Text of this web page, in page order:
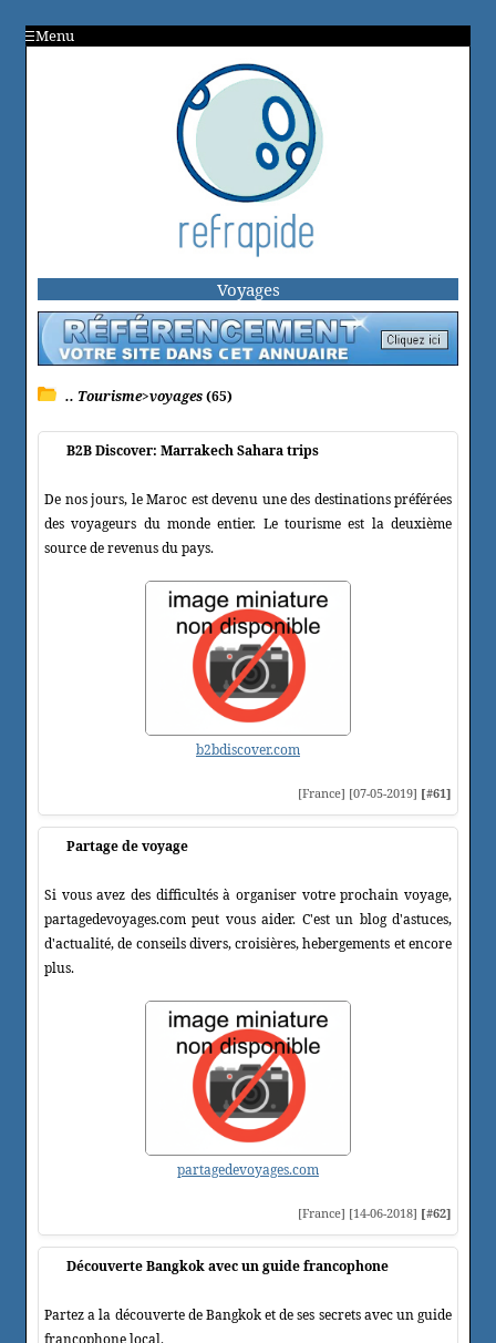
Menu
Voyages
.. Tourisme>voyages(65)
B2B Discover: Marrakech Sahara trips
De nos jours, le Maroc est devenu une des destinations préférées
des voyageurs du monde entier. Le tourisme est la deuxième
source de revenus du pays.
b2bdiscover.com
[France] [07-05-2019] [#61]
Partage de voyage
Si vous avez des difficultés à organiser votre prochain voyage,
partagedevoyages.com peut vous aider. C'est un blog d'astuces,
d'actualité, de conseils divers, croisières, hebergements et encore
plus.
partagedevoyages.com
[France] [14-06-2018] [#62]
Découverte Bangkok avec un guide francophone
Partez a la découverte de Bangkok et de ses secrets avec un guide
francophone local.